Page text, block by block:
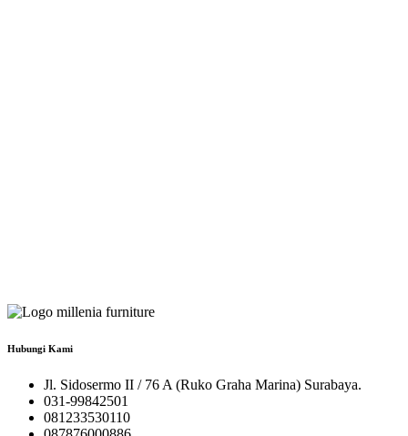
Hubungi Kami
Jl. Sidosermo II / 76 A (Ruko Graha Marina) Surabaya.
031-99842501
081233530110